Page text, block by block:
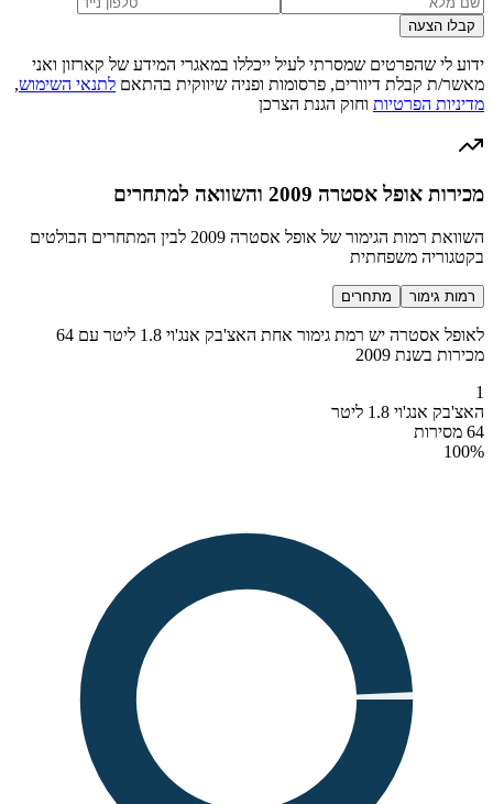
קבלו הצעה
ידוע לי שהפרטים שמסרתי לעיל ייכללו במאגרי המידע של קארזון ואני
מאשר/ת קבלת דיוורים, פרסומות ופניה שיווקית בהתאם לתנאי השימוש,
מדיניות הפרטיות וחוק הגנת הצרכן
מכירות אופל אסטרה 2009 והשוואה למתחרים
השוואת רמות הגימור של אופל אסטרה 2009 לבין המתחרים הבולטים
בקטגוריה משפחתית
רמות גימור מתחרים
לאופל אסטרה יש רמת גימור אחת האצ'בק אנג'וי 1.8 ליטר עם 64
מכירות בשנת 2009
1
האצ'בק אנג'וי 1.8 ליטר
64 מסירות
100%